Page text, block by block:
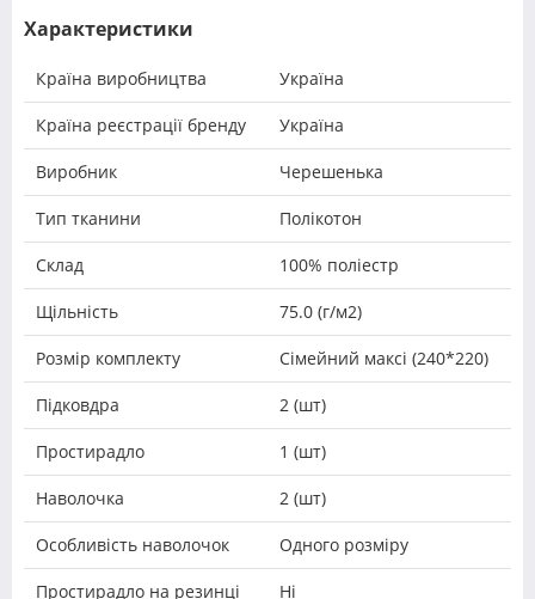
Характеристики
Країна виробництва Україна
Країна реєстрації бренду Україна
Виробник Черешенька
Тип тканини Полікотон
Склад 100% поліестр
Щільність 75.0 (г/м2)
Розмір комплекту Сімейний максі (240*220)
Підковдра 2 (шт)
Простирадло 1 (шт)
Наволочка 2 (шт)
Особливість наволочок Одного розміру
Простирадло на резинці Ні